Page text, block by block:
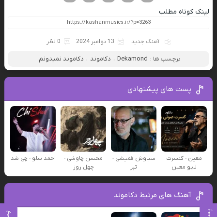
لینک کوتاه مطلب
آهنگ جدید 13 نوامبر 2024 0 نظر
برچسب ها : Dekamond ، دکاموند ، دکاموند نمیدونم
پست های پیشنهادی
معین - کنسرت
لایو معین
سیاوش قمیشی -
تبر
محسن چاوشی -
چهل روز
احمد سلو - چی شد
آهنگ های مرتبط دکاموند